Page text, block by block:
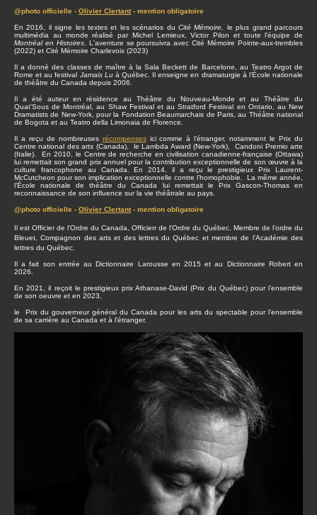
@photo officielle - Olivier Clertant- mention obligatoire
En 2016, il signe les textes et les scénarios du Cité Mémoire, le plus grand parcours
multimédia au monde réalisé par Michel Lemieux, Victor Pilon et toute l'équipe de
Montréal en Histoires. L'aventure se poursuivra avec Cité Mémoire Pointe-aux-trembles
(2022) et Cité Mémoire Charlevoix (2023)
Il a donné des classes de maître à la Sala Beckett de Barcelone, au Teatro Argot de
Rome et au festival Jamais Luà Québec. Il enseigne en dramaturgie à l’École nationale
de théâtre du Canada depuis 2006.
Il a été auteur en résidence au Théâtre du Nouveau-Monde et au Théâtre du
Quat’Sous de Montréal, au Shaw Festival et au Stratford Festival en Ontario, au New
Dramatists de New-York, pour la Fondation Beaumarchais de Paris, au Théâtre national
de Bogota et au Teatro della Limonaia de Florence.
Il a reçu de nombreuses récompensesici comme à l’étranger, notamment le Prix du
Centre national des arts (Canada), le Lambda Award (New-York), Candoni Premio arte
(Italie). En 2010, le Centre de recherche en civilisation canadienne-française (Ottawa)
lui remettait son grand prix annuel pour la contribution exceptionnelle de son œuvre à la
culture francophone au Canada. En 2014, il a reçu le prestigieux Prix Laurent-
McCutcheon pour son implication exceptionnelle contre l’homophobie. La même année,
l’École nationale de théâtre du Canada lui remettait le Prix Gascon-Thomas en
reconnaissance de son influence sur la vie théâtrale au pays.
@photo officielle - Olivier Clertant- mention obligatoire
Il est Officier de l'Ordre du Canada, Officierr de l'Ordre du Québec, Membre de l’ordre du
Bleuet, Compagnon des arts et des lettres du Québec et membre de l’Académie des
lettres du Québec.
Il a fait son entrée au Dictionnaire Larousse en 2015 et au Dictionnaire Robert en
2026.
En 2021, il reçoit le prestigieux prix Athanase-David (Prix du Québec) pour l’ensemble
de son oeuvre et en 2023,
le Prix du gouverneur général du Canada pour les arts du spectable pour l'ensemble
de sa carrière au Canada et à l'étranger.